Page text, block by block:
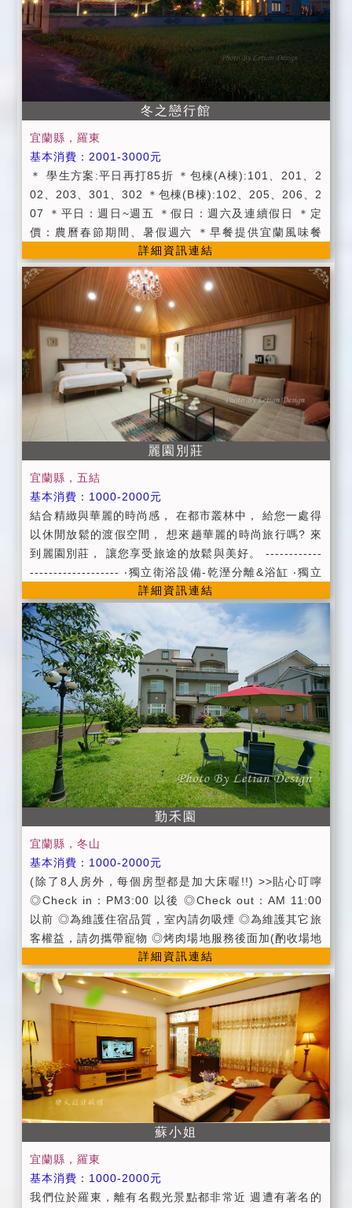
扣房價預付訂金金額30%。 旅客於住宿日前14日前(含1
4日)取消訂房扣房價預付訂金金額0%。 (或可延期半
年，以一次為限)如遇天災(如地震、颱風)導致交通中斷
無法前來，經主管單位發佈之訊息，可退還訂金 100%
(或可延期半年以一次為限)。 →若因颱風交通受阻而導
致無法離開，滯留本館期間住宿以 6 折計算。
立筒床墊、羽絨防蟎枕、羽絨抗菌防蟎被 ◆ 貼心備品：
盥洗用具、大毛巾、礦泉水 開車來住宿的朋友 有需要停
車場~ 我們有提供停車場可停車(不限進出)需酌收100元
停車費~謝謝 定價：除夕及春節期間 假日：星期六及連
續假日 平日：星期日至星期五（連續價日除外，但收假
日算平日喔！） ◆請來電預定您要的房型及入住日期是
否有空房。 ◆訂房確認後，請於二日內預付房價五成之
訂金，逾期恕不保留客房，不便處請見諒。 ◆近來詐騙
多，匯款帳號請來電詢問。 ◆匯款完成後，請以電話，
通知帳號末五碼，謝謝您。 ◆待確認匯款後，本館會以
簡訊或LINE(LineID：mj3674)通知訂房完成，並保留
您預定日的房間。 ◆本館接聽訂房時間：09:00~22:0
0。
冬之戀行館
宜蘭縣，羅東
基本消費：2001-3000元
＊ 學生方案:平日再打85折 ＊包棟(A棟):101、201、2
02、203、301、302 ＊包棟(B棟):102、205、206、2
07 ＊平日：週日~週五 ＊假日：週六及連續假日 ＊定
價：農曆春節期間、暑假週六 ＊早餐提供宜蘭風味餐
(中、西式)。 ＊附設寬敞停車空間。 ＊包棟享卡拉OK
設備使用。 ＊提供宜蘭旅遊資訊服務。 ＊若想體驗泛
舟，請電洽安農溪泛舟協會(03)9892115 ＊Check in於
15：00以後 , Check out於11：00之前,貴賓入住時請
提供證件。 ＊加人部分請參考官網房價表（平價收費，
服務品質不減哦！），三歲以下孩童住宿免費(以一人為
限)。 ＊可採電話預約、線上訂房或email方式訂房，訂
房後請以電話確認並按照預約人數前來，我們將為您貼
心 準備。 ＊為維護各位朋友之權益，請於訂房三日內轉
帳50%住宿費用，若未能於三日內轉帳，則視同放棄，
感激您 的配合。 ＊為了您的安全與健康，室內一律禁
菸，如有需要可以移駕戶外或陽台喔。請勿攜帶任何寵
物入住房間哦！ ＊住宿當日逢颱風或地震等不可抗拒之
因素(以當地縣市政府頒布狀況為準則)時，無條件退回
全額訂金或保 留訂金。 ＊颱風改期或取消以宜蘭當地或
住客居住地的陸上颱風警報為主，以中央氣象局宣布為
主。 ＊變更住宿日期請於14日前通知，將為您保留訂金
六個月，如未於7日前通知者，造成其他候補房間者之損
失， 將不保留或退還訂金。 ＊取消訂房定金退還標準：
(依據消保會規定) 預定住宿日前14日取消訂房，可退回
全部訂金 預定住宿日前10至13日取消訂房者，可退回7
0%的訂金 預定住宿日前7至9日取消訂房者，可退回5
0%的訂金 預定住宿日前4至6日取消訂房者，可退回4
0%的訂金 預定住宿日前2至3日取消訂房者，可退回3
0%的訂金 預定住宿日前1日取消訂房者，可退回20%的
訂金 預定住宿日當天取消者，不退回訂金
詳細資訊連結
麗園別莊
宜蘭縣，五結
基本消費：1000-2000元
結合精緻與華麗的時尚感， 在都市叢林中， 給您一處得
以休閒放鬆的渡假空間， 想來趟華麗的時尚旅行嗎? 來
到麗園別莊， 讓您享受旅途的放鬆與美好。 ------------
------------------- ‧獨立衛浴設備-乾溼分離&浴缸 ‧獨立
對外窗( 浴室/ 房間) ‧上山採藥盥洗用品/ 吹風機 ‧西雅
圖咖啡/ 奶茶/ 熱水壺
詳細資訊連結
勤禾園
宜蘭縣，冬山
基本消費：1000-2000元
(除了8人房外，每個房型都是加大床喔!!) >>貼心叮嚀
◎Check in：PM3:00 以後 ◎Check out：AM 11:00
以前 ◎為維護住宿品質，室內請勿吸煙 ◎為維護其它旅
客權益，請勿攜帶寵物 ◎烤肉場地服務後面加(酌收場地
費&清潔費1000元，自主清潔者獎勵優惠500元) ◎訂
價：春節期間 ◎假日：週六、連續假日 ◎平日：週日 ~
週五 >>貼心服務 ◎公共設施有冷氣、冰箱、洗衣機、
飲水機 ◎提供養生中西式早餐、夏季提供清涼茶飲。 ◎
附設寬敞停車空間、烤肉場地服務 ◎提供卡啦OK歡唱
(結束時間為PM11點) ◎提供羅東火車站接送服務 ◎提
供自行車暢遊鄉間小路 ◎代辦汽、機車租賃及賞鯨旅遊
資訊服務
詳細資訊連結
蘇小姐
宜蘭縣，羅東
基本消費：1000-2000元
我們位於羅東，離有名觀光景點都非常近 週遭有著名的